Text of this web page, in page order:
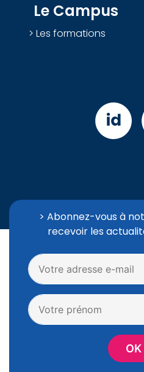
Le Campus
Les formations
> Abonnez-vous à
recevoir les